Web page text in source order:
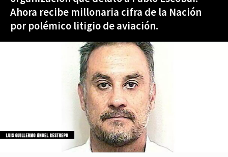
Ahora recibe millonaria cifra de la Nación
por polémico litigio de aviación.